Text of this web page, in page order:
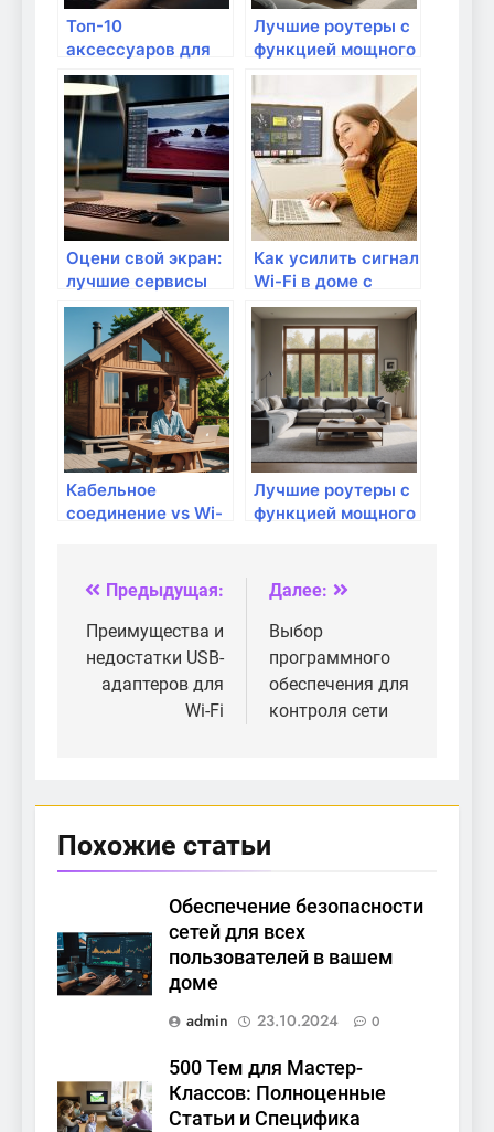
Топ-10
аксессуаров для
маршрутизаторов
Лучшие роутеры с
функцией мощного
Wi-Fi для
загородного дома
Оцени свой экран:
лучшие сервисы
для теста дисплея
смартфона
Как усилить сигнал
Wi-Fi в доме с
помощью роутера?
Кабельное
соединение vs Wi-
Лучшие роутеры с
функцией мощного
Навигация
по
записям
Предыдущая:
Преимущества и
недостатки USB-
адаптеров для
Wi-Fi
Далее:
Выбор
программного
обеспечения для
контроля сети
Похожие статьи
Обеспечение безопасности
сетей для всех
пользователей в вашем
доме
admin
23.10.2024 0
500 Тем для Мастер-
Классов: Полноценные
Статьи и Специфика